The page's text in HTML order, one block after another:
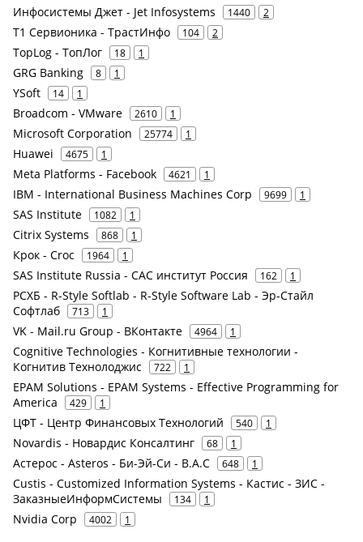
Инфосистемы Джет - Jet Infosystems 1440 2
Т1 Сервионика - ТрастИнфо 104 2
TopLog - ТопЛог 18 1
GRG Banking 8 1
YSoft 14 1
Broadcom - VMware 2610 1
Microsoft Corporation 25774 1
Huawei 4675 1
Meta Platforms - Facebook 4621 1
IBM - International Business Machines Corp 9699 1
SAS Institute 1082 1
Citrix Systems 868 1
Крок - Croc 1964 1
SAS Institute Russia - САС институт Россия 162 1
РСХБ - R-Style Softlab - R-Style Software Lab - Эр-Стайл
Софтлаб
713 1
VK - Mail.ru Group - ВКонтакте 4964 1
Cognitive Technologies - Когнитивные технологии -
Когнитив Технолоджис
722 1
EPAM Solutions - EPAM Systems - Effective Programming for
America
429 1
ЦФТ - Центр Финансовых Технологий 540 1
Novardis - Новардис Консалтинг 68 1
Астерос - Asteros - Би-Эй-Си - B.A.C 648 1
Custis - Customized Information Systems - Кастис - ЗИС -
ЗаказныеИнформСистемы
134 1
Nvidia Corp 4002 1